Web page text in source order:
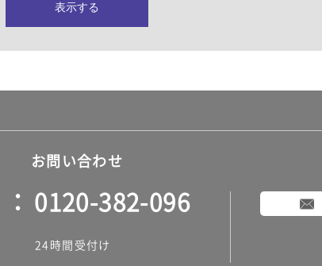
表示する
お問い合わせ
0120-382-096
24時間受付け